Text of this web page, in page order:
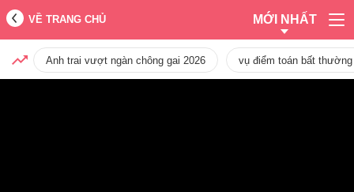
VỀ TRANG CHỦ MỚI NHẤT
Anh trai vượt ngàn chông gai 2026 vụ điểm toán bất